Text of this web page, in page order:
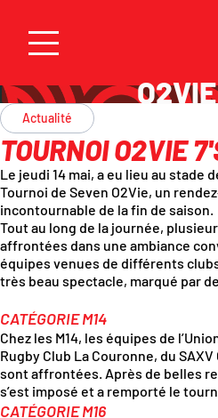
O2VIE
Actualité
TOURNOI O2VIE
Le jeudi 14 mai, a eu lieu au stade
Tournoi de Seven O2Vie, un
incontournable de la fin de saison.
Tout au long de la journée,
affrontées dans une ambiance
équipes venues de différents
très beau spectacle, marqué par
CATÉGORIE M14
Chez les M14, les équipes de
Rugby Club La Couronne, du
sont affrontées. Après de belles
s’est imposé et a remporté le
CATÉGORIE M16